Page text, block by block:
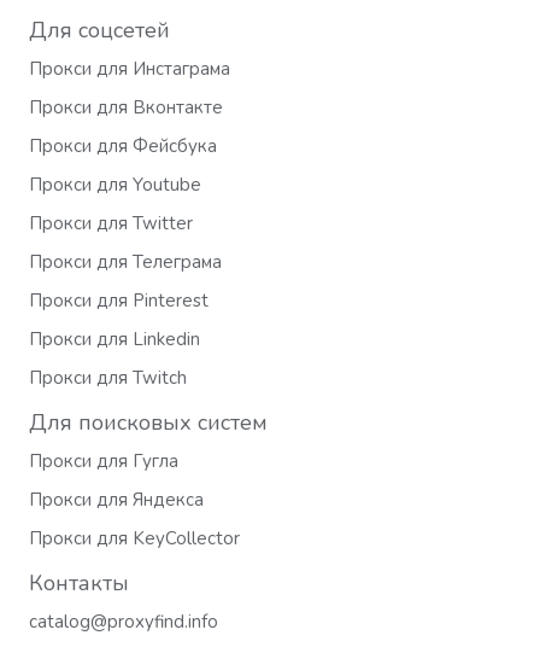
Для соцсетей
Прокси для Инстаграма
Прокси для Вконтакте
Прокси для Фейсбука
Прокси для Youtube
Прокси для Twitter
Прокси для Телеграма
Прокси для Pinterest
Прокси для Linkedin
Прокси для Twitch
Для поисковых систем
Прокси для Гугла
Прокси для Яндекса
Прокси для KeyCollector
Контакты
catalog@proxyfind.info